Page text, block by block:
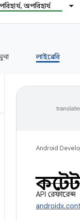
অপরিহার্য
লাইব্রেরি
Android
API রেফারেন্স